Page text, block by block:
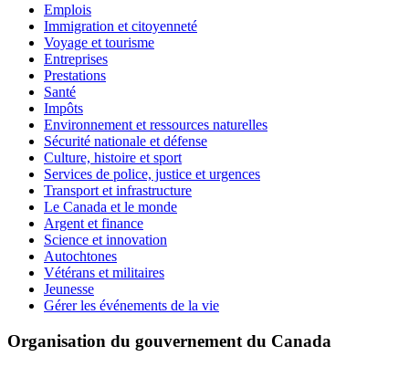
Emplois
Immigration et citoyenneté
Voyage et tourisme
Entreprises
Prestations
Santé
Impôts
Environnement et ressources naturelles
Sécurité nationale et défense
Culture, histoire et sport
Services de police, justice et urgences
Transport et infrastructure
Le Canada et le monde
Argent et finance
Science et innovation
Autochtones
Vétérans et militaires
Jeunesse
Gérer les événements de la vie
Organisation du gouvernement du Canada